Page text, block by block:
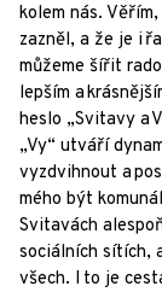
kolem nás.
zazněl, a že je i
můžeme šířit
lepším a
heslo „Svitavy a
„Vy“ utváří
vyzdvihnout a
mého být
Svitavách
sociálních sítích,
všech. I to je